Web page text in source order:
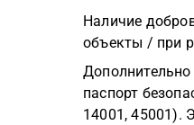
Наличие
объекты / при
паспорт
14001, 45001).